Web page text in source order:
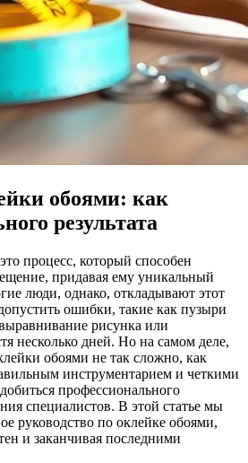
обоями: как
результата
процесс, который способен
придавая ему уникальный
люди, однако, откладывают этот
ошибки, такие как пузыри
рисунка или
несколько дней. Но на самом деле,
обоями не так сложно, как
инструментарием и четкими
профессионального
специалистов. В этой статье мы
руководство по оклейке обоями,
и заканчивая последними